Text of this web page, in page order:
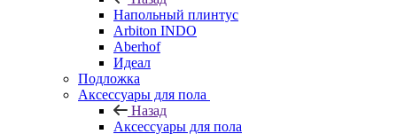
Напольный плинтус
Arbiton INDO
Aberhof
Идеал
Подложка
Аксессуары для пола
Назад
Аксессуары для пола